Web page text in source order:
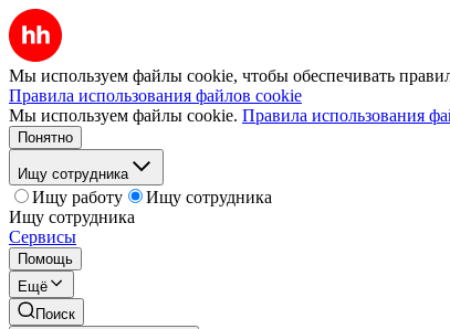
Мы используем файлы cookie, чтобы обеспечивать
Правила использования файлов cookie
Мы используем файлы cookie. Правила использования
Понятно
Ищу сотрудника
Ищу работу
Ищу сотрудника
Ищу сотрудника
Сервисы
Помощь
Ещё
Поиск